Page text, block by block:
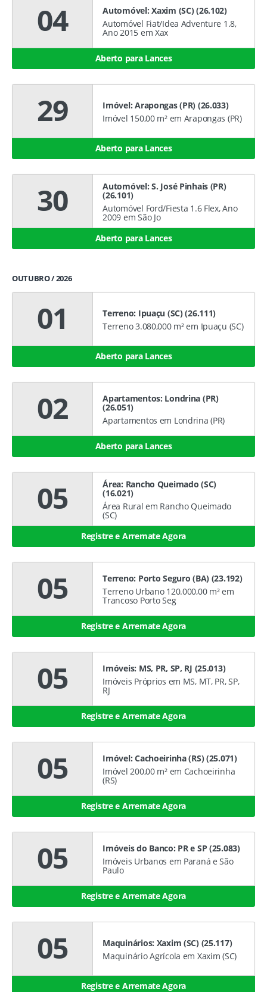
04
Automóvel: Xaxim (SC) (26.102)
Automóvel Fiat/Idea Adventure 1.8,
Ano 2015 em Xax
Aberto para Lances
29
Imóvel: Arapongas (PR) (26.033)
Imóvel 150,00 m² em Arapongas (PR)
Aberto para Lances
30 Automóvel: S. José Pinhais (PR)
(26.101)
Automóvel Ford/Fiesta 1.6 Flex, Ano
2009 em São Jo
Aberto para Lances
OUTUBRO / 2026
01
Terreno: Ipuaçu (SC) (26.111)
Terreno 3.080,000 m² em Ipuaçu (SC)
Aberto para Lances
02 Apartamentos: Londrina (PR)
(26.051)
Apartamentos em Londrina (PR)
Aberto para Lances
05 Área: Rancho Queimado (SC)
(16.021)
Área Rural em Rancho Queimado
(SC)
Registre e Arremate Agora
05
Terreno: Porto Seguro (BA) (23.192)
Terreno Urbano 120.000,00 m² em
Trancoso Porto Seg
Registre e Arremate Agora
05
Imóveis: MS, PR, SP, RJ (25.013)
Imóveis Próprios em MS, MT, PR, SP,
RJ
Registre e Arremate Agora
05
Imóvel: Cachoeirinha (RS) (25.071)
Imóvel 200,00 m² em Cachoeirinha
(RS)
Registre e Arremate Agora
05
Imóveis do Banco: PR e SP (25.083)
Imóveis Urbanos em Paraná e São
Paulo
Registre e Arremate Agora
05
Maquinários: Xaxim (SC) (25.117)
Maquinário Agrícola em Xaxim (SC)
Registre e Arremate Agora